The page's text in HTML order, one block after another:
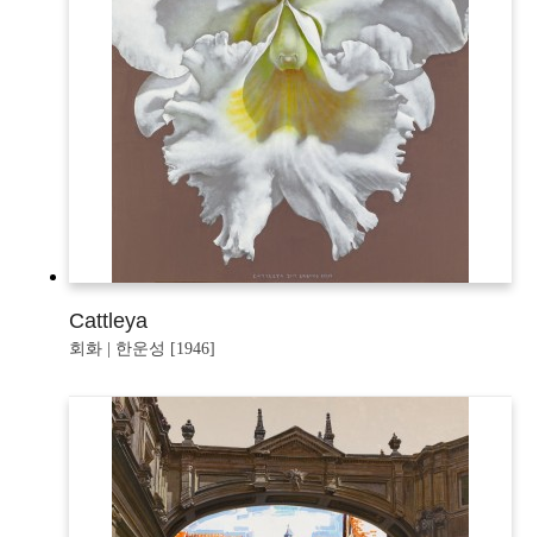
Cattleya
회화 | 한운성 [1946]